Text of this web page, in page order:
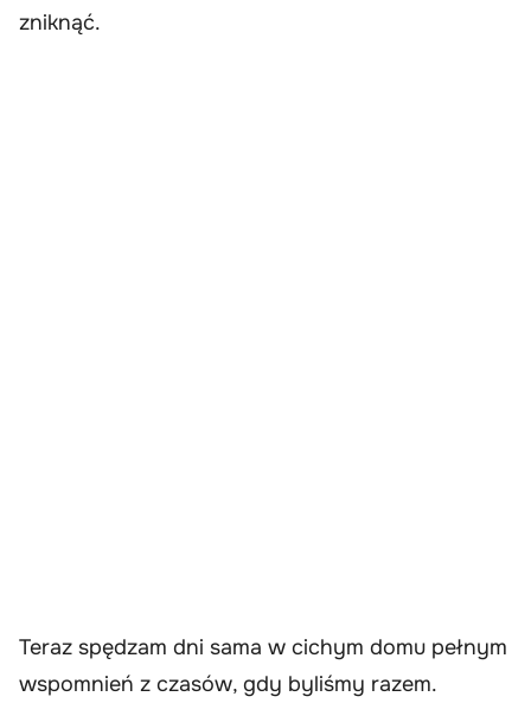
zniknąć.
Teraz spędzam dni sama w cichym domu pełnym
wspomnień z czasów, gdy byliśmy razem.